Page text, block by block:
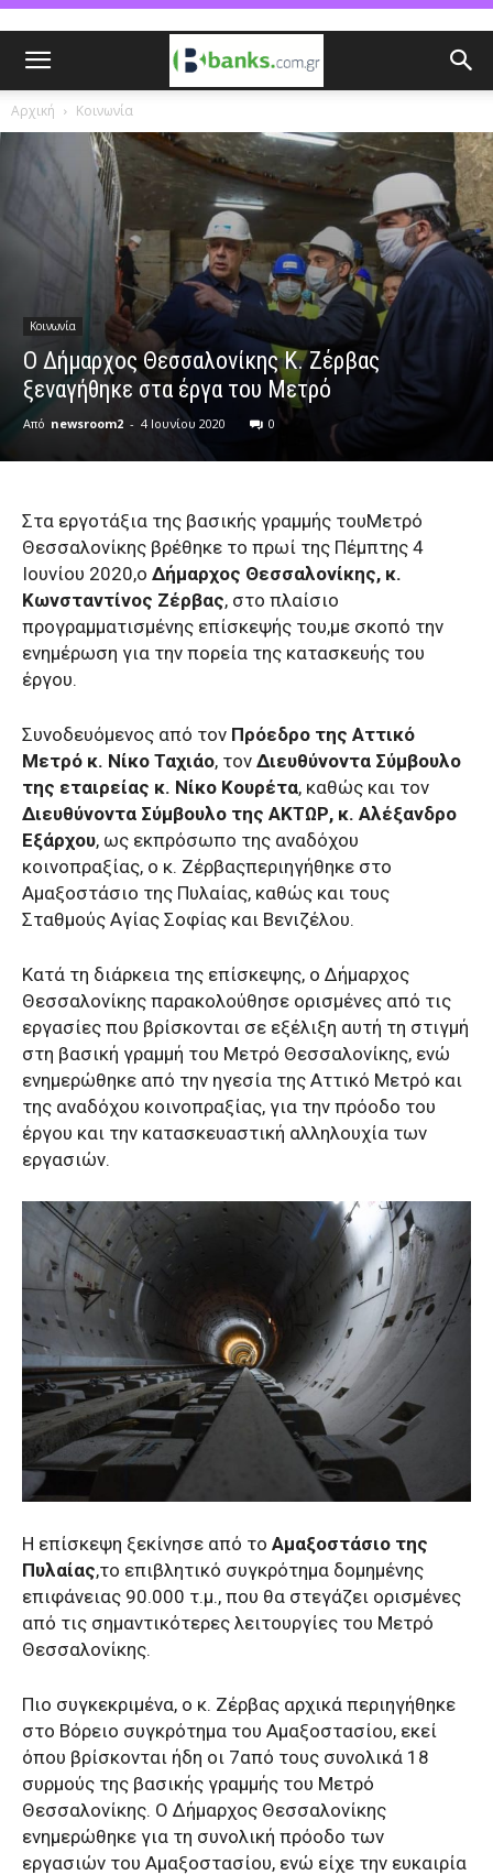
Αρχική Κοινωνία
Κοινωνία
O Δήμαρχος Θεσσαλονίκης Κ. Ζέρβας
ξεναγήθηκε στα έργα του Μετρό
Από newsroom2 - 4 Ιουνίου 2020 0
Στα εργοτάξια της βασικής γραμμής τουΜετρό
Θεσσαλονίκης βρέθηκε το πρωί της Πέμπτης 4
Ιουνίου 2020,ο Δήμαρχος Θεσσαλονίκης, κ.
Κωνσταντίνος Ζέρβας, στο πλαίσιο
προγραμματισμένης επίσκεψής του,με σκοπό την
ενημέρωση για την πορεία της κατασκευής του
έργου.
Συνοδευόμενος από τον Πρόεδρο της Αττικό
Μετρό κ. Νίκο Ταχιάο, τον Διευθύνοντα Σύμβουλο
της εταιρείας κ. Νίκο Κουρέτα, καθώς και τον
Διευθύνοντα Σύμβουλο της ΑΚΤΩΡ, κ. Αλέξανδρο
Εξάρχου, ως εκπρόσωπο της αναδόχου
κοινοπραξίας, ο κ. Ζέρβαςπεριηγήθηκε στο
Αμαξοστάσιο της Πυλαίας, καθώς και τους
Σταθμούς Αγίας Σοφίας και Βενιζέλου.
Κατά τη διάρκεια της επίσκεψης, ο Δήμαρχος
Θεσσαλονίκης παρακολούθησε ορισμένες από τις
εργασίες που βρίσκονται σε εξέλιξη αυτή τη στιγμή
στη βασική γραμμή του Μετρό Θεσσαλονίκης, ενώ
ενημερώθηκε από την ηγεσία της Αττικό Μετρό και
της αναδόχου κοινοπραξίας, για την πρόοδο του
έργου και την κατασκευαστική αλληλουχία των
εργασιών.
Η επίσκεψη ξεκίνησε από το Αμαξοστάσιο της
Πυλαίας,το επιβλητικό συγκρότημα δομημένης
επιφάνειας 90.000 τ.μ., που θα στεγάζει ορισμένες
από τις σημαντικότερες λειτουργίες του Μετρό
Θεσσαλονίκης.
Πιο συγκεκριμένα, ο κ. Ζέρβας αρχικά περιηγήθηκε
στο Βόρειο συγκρότημα του Αμαξοστασίου, εκεί
όπου βρίσκονται ήδη οι 7από τους συνολικά 18
συρμούς της βασικής γραμμής του Μετρό
Θεσσαλονίκης. Ο Δήμαρχος Θεσσαλονίκης
ενημερώθηκε για τη συνολική πρόοδο των
εργασιών του Αμαξοστασίου, ενώ είχε την ευκαιρία